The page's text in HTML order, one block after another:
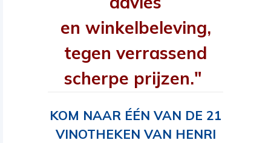
en winkelbeleving,
tegen verrassend
scherpe prijzen."
KOM NAAR ÉÉN VAN DE 21
VINOTHEKEN VAN HENRI